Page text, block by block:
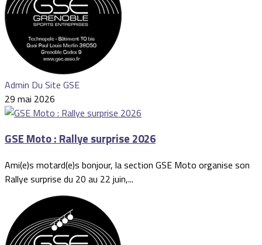
Admin Du Site GSE
29 mai 2026
GSE Moto : Rallye surprise 2026
Ami(e)s motard(e)s bonjour, la section GSE Moto organise son
Rallye surprise du 20 au 22 juin,...